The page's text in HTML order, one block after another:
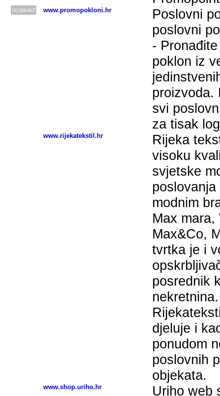
06386467 www.promopokloni.hr
Poslovni
poslovni
-
poklon iz
proizvoda.
svi
za tisak
www.rijekatekstil.hr
Rijeka
visoku
svjetske
modnim
Max mara,
Max&Co,
tvrtka je i
posrednik
djeluje i
ponudom
poslovnih
objekata.
www.shop.uriho.hr Uriho web